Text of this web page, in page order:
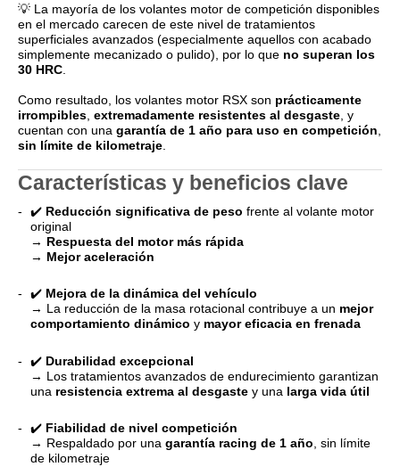
💡 La mayoría de los volantes motor de competición disponibles
en el mercado carecen de este nivel de tratamientos
superficiales avanzados (especialmente aquellos con acabado
simplemente mecanizado o pulido), por lo que no superan los
30 HRC
Como resultado, los volantes motor RSX son prácticamente
irrompibles extremadamente resistentes al desgaste , y
cuentan con una garantía de 1 año para uso en competición
sin límite de kilometraje
Características y beneficios clave
✔️ Reducción significativa de peso frente al volante motor
original
→ Respuesta del motor más rápida
→ Mejor aceleración
✔️ Mejora de la dinámica del vehículo
→ La reducción de la masa rotacional contribuye a un mejor
comportamiento dinámico y mayor eficacia en frenada
✔️ Durabilidad excepcional
→ Los tratamientos avanzados de endurecimiento garantizan
una resistencia extrema al desgaste y una larga vida útil
✔️ Fiabilidad de nivel competición
→ Respaldado por una garantía racing de 1 año , sin límite
de kilometraje